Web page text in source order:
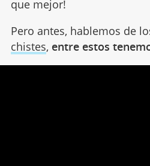
que mejor!
Pero antes, hablemos de
chistes, entre estos